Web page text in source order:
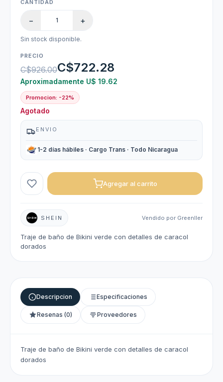
SHEIN Vendido por Greenller
Traje de baño de Bikini verde con detalles de caracol
dorados
PRECIO
C$926.00C$722.28
Aproximadamente U$ 19.62
Promocion: -22%
Agotado
ENVIO
1-2 días hábiles · Cargo Trans · Todo Nicaragua
CANTIDAD
− +
Sin stock disponible.
Agregar al carrito
Descripcion Especificaciones
Resenas (0) Proveedores
Traje de baño de Bikini verde con detalles de caracol
dorados